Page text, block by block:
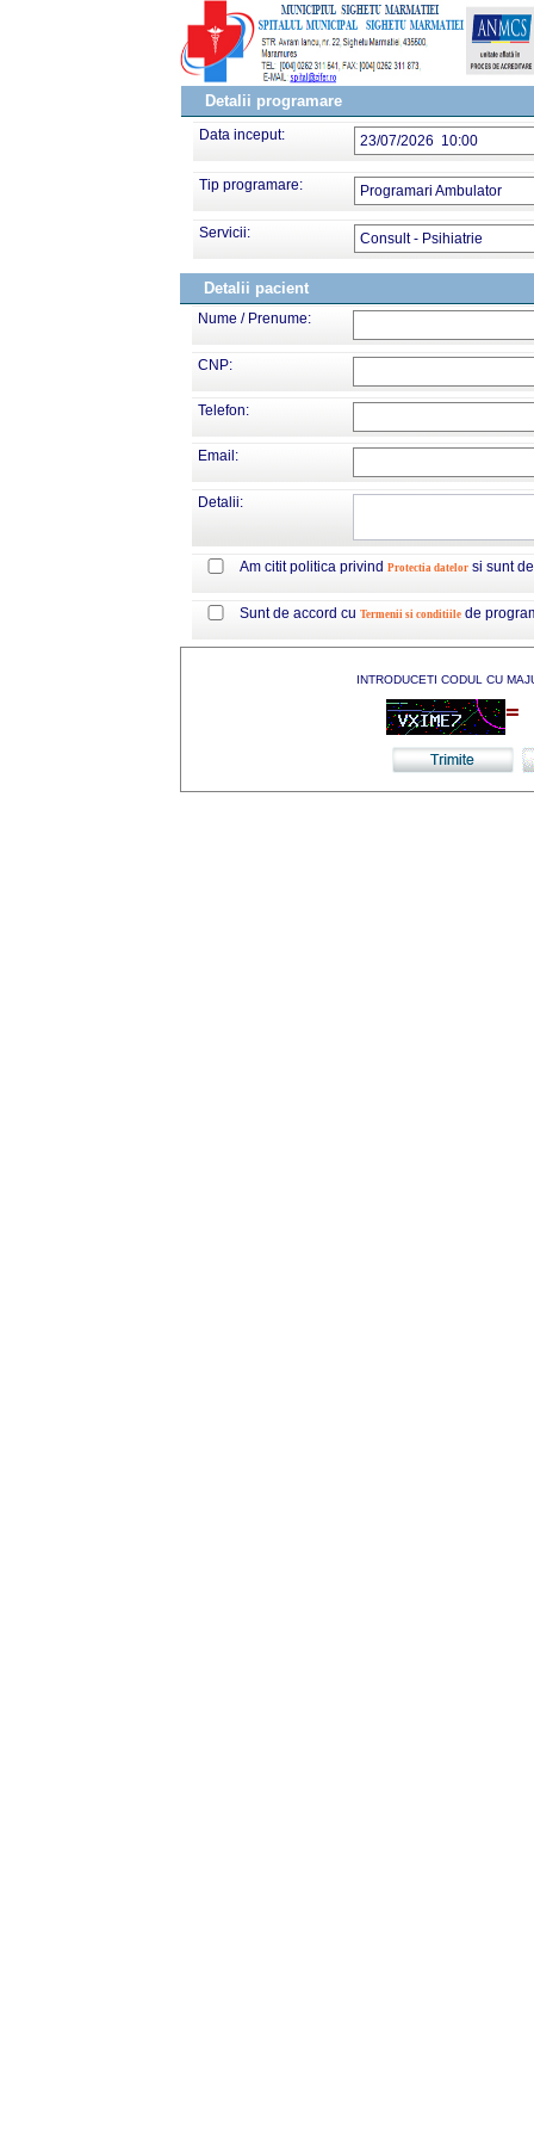
Detalii programare
Data inceput: 23/07/2026 10:00
Tip programare: Programari Ambulator
Servicii: Consult - Psihiatrie
Detalii pacient
Nume / Prenume:
CNP:
Telefon:
Email:
Detalii:
Am citit politica privind Protectia datelor si sunt
Sunt de accord cu Termenii si conditiile de
INTRODUCETI CODUL CU
=